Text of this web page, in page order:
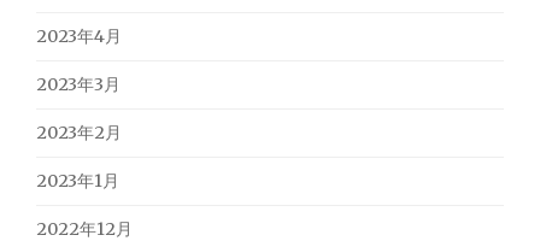
2023年4月
2023年3月
2023年2月
2023年1月
2022年12月